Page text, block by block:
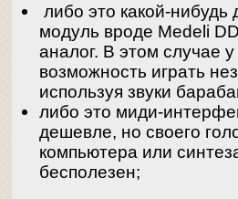
либо это какой-
модуль вроде Medeli
аналог. В этом случае
возможность играть
используя звуки
либо это миди-
дешевле, но своего
компьютера или
бесполезен;